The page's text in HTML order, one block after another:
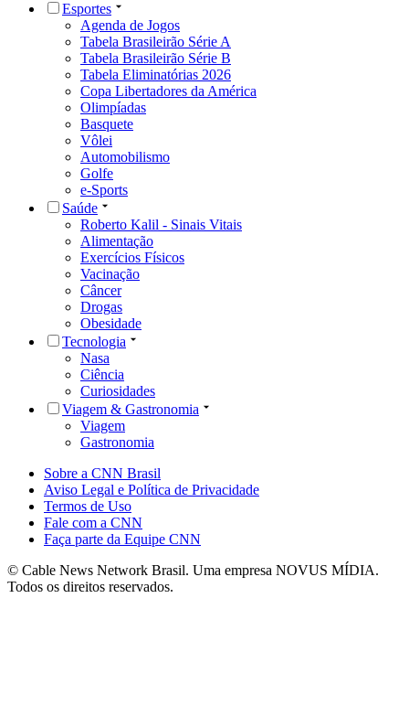
Esportes
Agenda de Jogos
Tabela Brasileirão Série A
Tabela Brasileirão Série B
Tabela Eliminatórias 2026
Copa Libertadores da América
Olimpíadas
Basquete
Vôlei
Automobilismo
Golfe
e-Sports
Saúde
Roberto Kalil - Sinais Vitais
Alimentação
Exercícios Físicos
Vacinação
Câncer
Drogas
Obesidade
Tecnologia
Nasa
Ciência
Curiosidades
Viagem & Gastronomia
Viagem
Gastronomia
Sobre a CNN Brasil
Aviso Legal e Política de Privacidade
Termos de Uso
Fale com a CNN
Faça parte da Equipe CNN
© Cable News Network Brasil. Uma empresa NOVUS MÍDIA.
Todos os direitos reservados.